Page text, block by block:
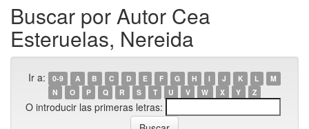
Buscar por Autor Cea
Esteruelas, Nereida
Ir a: 0-9 A B C D E F G H I J K L
M
N
O P Q R S T U V W X Y Z
O introducir las primeras letras: